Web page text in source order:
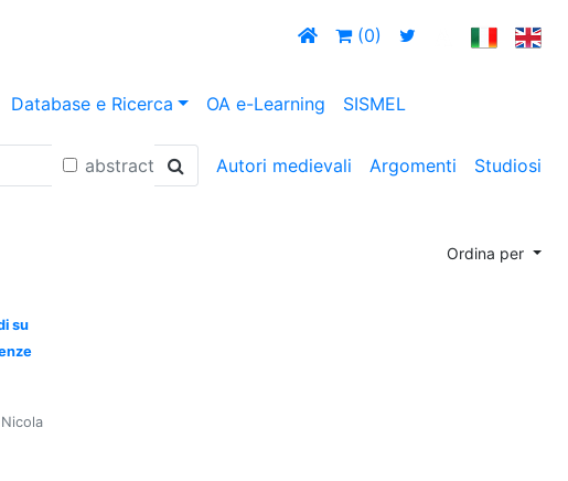
(0)
Database e Ricerca OA e-Learning SISMEL
abstract Autori medievali Argomenti Studiosi
Ordina per
su